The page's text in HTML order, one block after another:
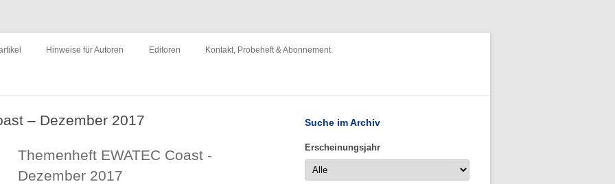
Inhalt
Hinweise für Autoren Editoren Kontakt, Probeheft & Abonnement
– Dezember 2017
Themenheft EWATEC Coast -
Dezember 2017
Suche im Archiv
Erscheinungsjahr